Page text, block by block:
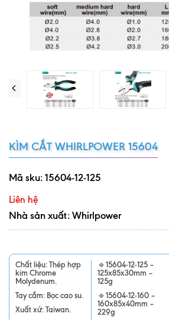
KÌM CẮT WHIRLPOWER 15604
Mã sku: 15604-12-125
Liên hệ
Nhà sản xuất: Whirlpower
Chất liệu: Thép hợp
kim Chrome
Molydenum.
Tay cầm: Bọc cao su.
Xuất xứ: Taiwan.
🔹15604-12-125 –
125x85x30mm –
125g
🔹15604-12-160 –
160x85x40mm –
229g